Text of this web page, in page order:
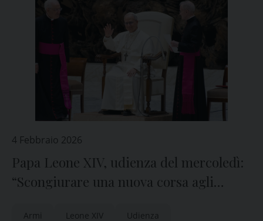
4 Febbraio 2026
Papa Leone XIV, udienza del mercoledì:
“Scongiurare una nuova corsa agli
Armi Leone XIV Udienza